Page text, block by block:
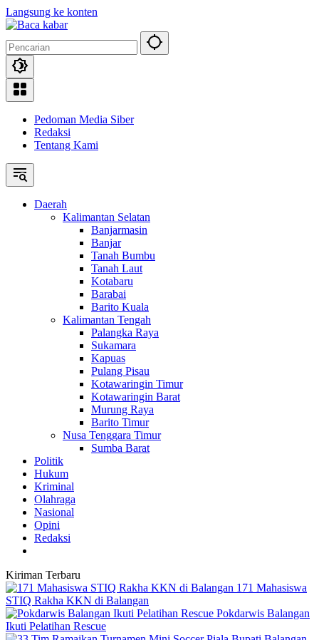
Langsung ke konten
Pedoman Media Siber
Redaksi
Tentang Kami
Daerah
Kalimantan Selatan
Banjarmasin
Banjar
Tanah Bumbu
Tanah Laut
Kotabaru
Barabai
Barito Kuala
Kalimantan Tengah
Palangka Raya
Sukamara
Kapuas
Pulang Pisau
Kotawaringin Timur
Kotawaringin Barat
Murung Raya
Barito Timur
Nusa Tenggara Timur
Sumba Barat
Politik
Hukum
Kriminal
Olahraga
Nasional
Opini
Redaksi
Kiriman Terbaru
171 Mahasiswa
STIQ Rakha KKN di Balangan
Pokdarwis Balangan
Ikuti Pelatihan Rescue